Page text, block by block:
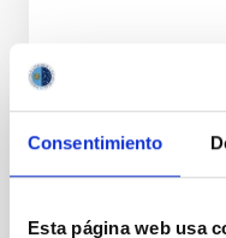
Consentimiento
Esta página web usa
CON ÁRBITRO